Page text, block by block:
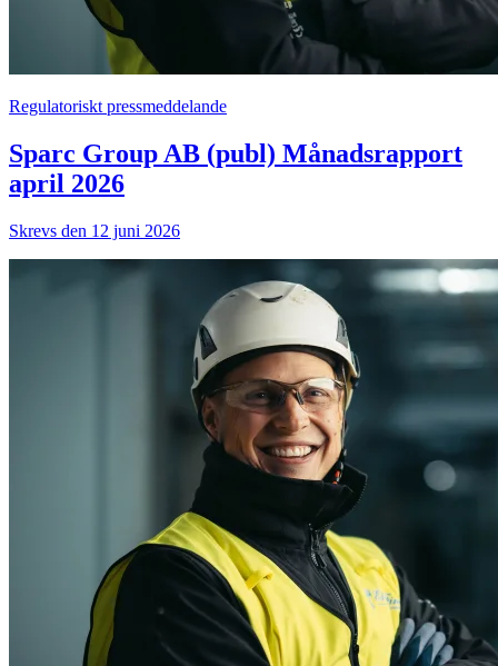
Regulatoriskt pressmeddelande
Sparc Group AB (publ) Månadsrapport
april 2026
Skrevs den 12 juni 2026